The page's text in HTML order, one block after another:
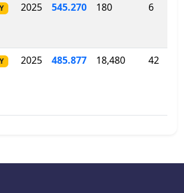
Edebali Üniversitesi
2025 545.270 180 6
2025 485.877 18,480 42